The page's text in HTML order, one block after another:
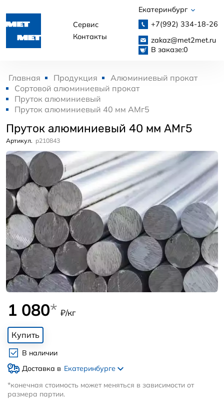
Сервис
Контакты
Екатеринбург
+7(992) 334-18-26
zakaz@met2met.ru
В заказе:0
Главная Продукция
Алюминиевый прокат
Сортовой алюминиевый прокат
Пруток алюминиевый
Пруток алюминиевый 40 мм АМг5
Пруток алюминиевый 40 мм АМг5
Артикул. p210843
1 080* ₽/кг
Купить
В наличии
Доставка в Екатеринбурге
*конечная стоимость может меняться в зависимости от
размера партии.